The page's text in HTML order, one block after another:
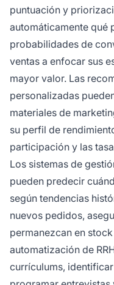
puntuación y
automáticamente qué
probabilidades de
ventas a enfocar sus
mayor valor. Las
personalizadas
materiales de
su perfil de
participación y las
Los sistemas de
pueden predecir
según tendencias
nuevos pedidos,
permanezcan en
automatización de
currículums,